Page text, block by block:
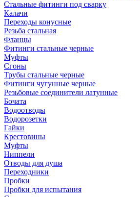
Стальные фитинги под сварку
Калачи
Переходы конусные
Резьба стальная
Фланцы
Фитинги стальные черные
Муфты
Сгоны
Трубы стальные черные
Фитинги чугунные черные
Резьбовые соединители латунные
Бочата
Водоотводы
Водорозетки
Гайки
Крестовины
Муфты
Ниппели
Отводы для душа
Переходники
Пробки
Пробки для испытания